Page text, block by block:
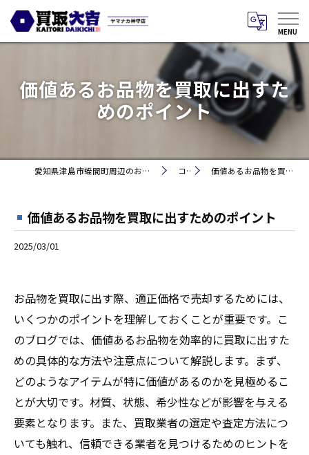
価値あるお品物を買取に出すた
めのポイント
愛知県津島市蛭間町周辺のお買取りなら買取大吉 ヤマナカ神守店 コラム 価値あるお品物を買取に出すためのポイント
価値あるお品物を買取に出すためのポイント
2025/03/01
お品物を買取に出す際、適正価格で売却するためには、
いくつかのポイントを理解しておくことが重要です。こ
のブログでは、価値あるお品物を効率的に買取に出すた
めの具体的な方法や注意点について解説します。まず、
どのようなアイテムが特に価値があるのかを見極めるこ
とが大切です。材質、状態、希少性などが影響を与える
要素となります。また、買取業者の選定や査定方法につ
いても触れ、信頼できる業者を見つけるためのヒントを